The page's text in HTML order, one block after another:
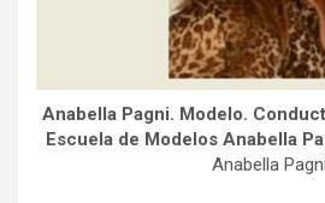
Anabella Pagni. Modelo.
Escuela de Modelos Anabella
Anabella Pagni